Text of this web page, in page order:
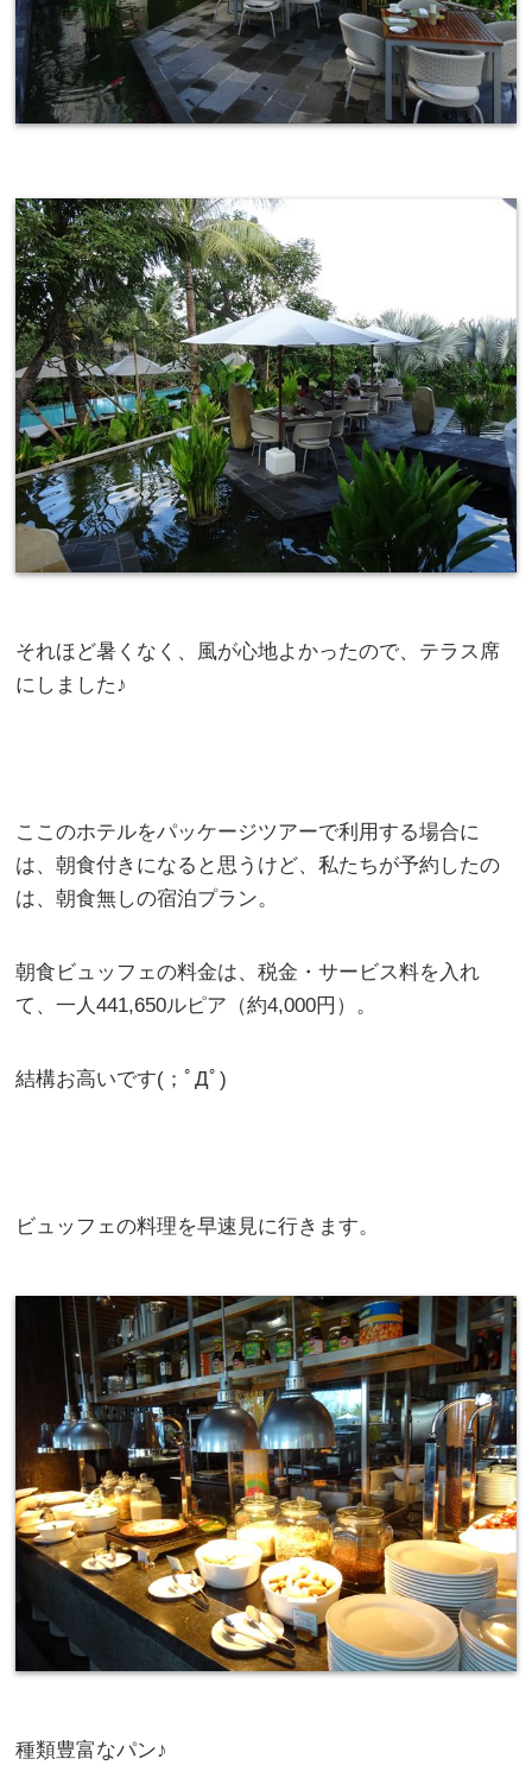
それほど暑くなく、風が心地よかったので、テラス席
にしました♪
ここのホテルをパッケージツアーで利用する場合に
は、朝食付きになると思うけど、私たちが予約したの
は、朝食無しの宿泊プラン。
朝食ビュッフェの料金は、税金・サービス料を入れ
て、一人441,650ルピア（約4,000円）。
結構お高いです(；ﾟДﾟ)
ビュッフェの料理を早速見に行きます。
種類豊富なパン♪